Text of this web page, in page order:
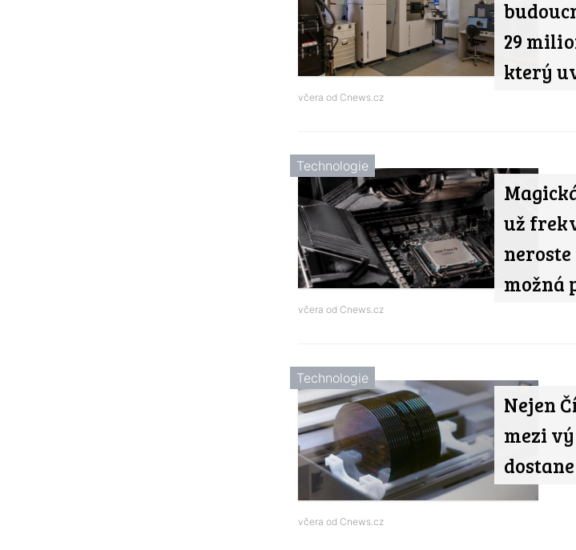
29
který
včera od Cnews.cz
už
neroste
možná
Technologie
včera od Cnews.cz
Nejen
mezi
Technologie
včera od Cnews.cz